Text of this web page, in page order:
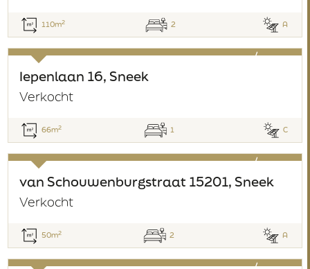
110m2 2 A
verkocht
Iepenlaan 16, Sneek
Verkocht
66m2 1 C
verkocht
van Schouwenburgstraat 15201, Sneek
Verkocht
50m2 2 A